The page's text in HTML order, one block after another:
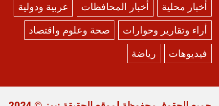
أخبار محلية أخبار المحافظات
عربية ودولية
أراء وتقارير وحوارات
صحة وعلوم واقتصاد
فيديوهات
رياضة